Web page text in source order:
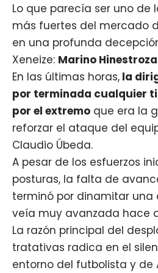
Lo que parecía ser uno de
más fuertes del mercado
en una profunda
Xeneize: Marino Hinestroza
En las últimas horas, la
por terminada cualquier
por el extremo que era la
reforzar el ataque del
Claudio Úbeda.
A pesar de los esfuerzos
posturas, la falta de
terminó por dinamitar una
veía muy avanzada hace
La razón principal del
tratativas radica en el
entorno del futbolista y de